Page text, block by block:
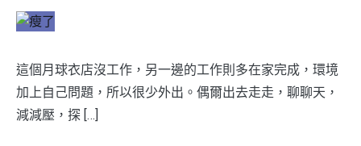
這個月球衣店沒工作，另一邊的工作則多在家完成，環境
加上自己問題，所以很少外出。偶爾出去走走，聊聊天，
減減壓，探 […]